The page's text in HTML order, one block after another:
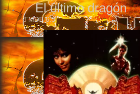
El último dragón
TMDB6.3